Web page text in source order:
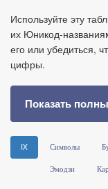
Используйте эту
их
его или убедиться,
цифры.
Показать
Ⅸ Символы
Эмодзи